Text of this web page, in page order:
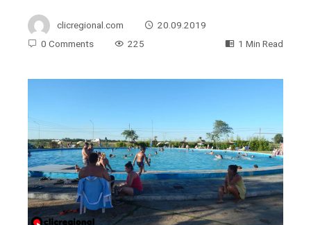
clicregional.com
20.09.2019
0 Comments
225 1 Min Read